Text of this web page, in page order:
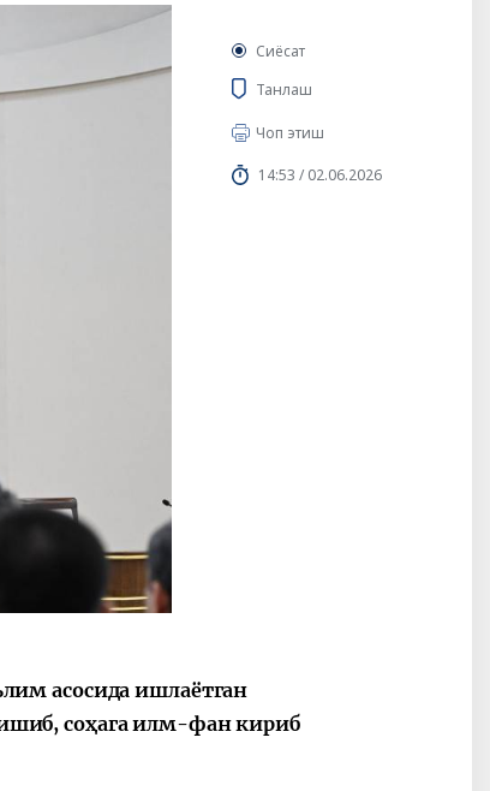
раислигида
ўтказилган
Сиёсат
Танлаш
Чоп этиш
14:53 / 02.06.2026
асосида ишлаётган
соҳага илм-фан кириб